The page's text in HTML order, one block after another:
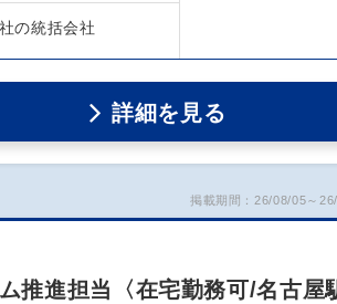
の統括会社
詳細を見る
掲載期間：26/08/05～
推進担当〈在宅勤務可/名古屋